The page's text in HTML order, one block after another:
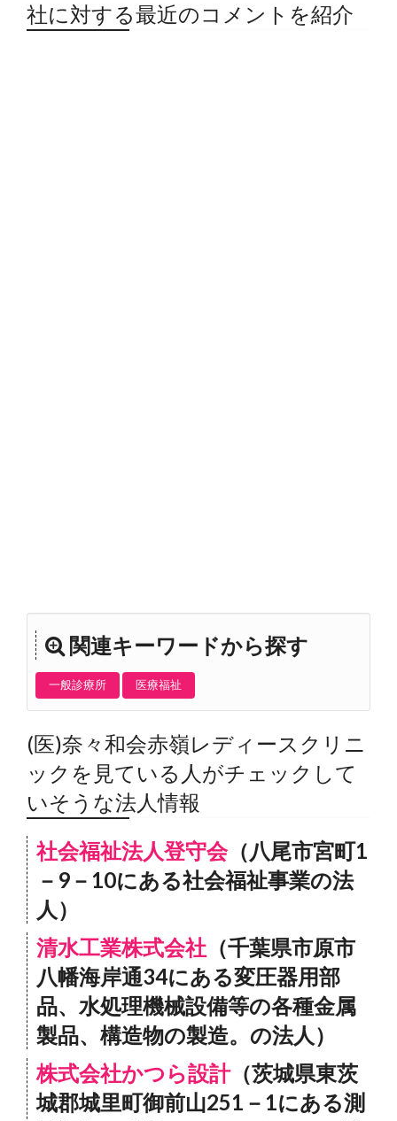
社に対する最近のコメントを紹介
関連キーワードから探す
一般診療所 医療福祉
(医)奈々和会赤嶺レディースクリニ
ックを見ている人がチェックして
いそうな法人情報
社会福祉法人登守会（八尾市宮町1
－9－10にある社会福祉事業の法
人）
清水工業株式会社 （千葉県市原市
八幡海岸通34にある変圧器用部
品、水処理機械設備等の各種金属
製品、構造物の製造。の法人）
株式会社かつら設計（茨城県東茨
城郡城里町御前山251－1にある測